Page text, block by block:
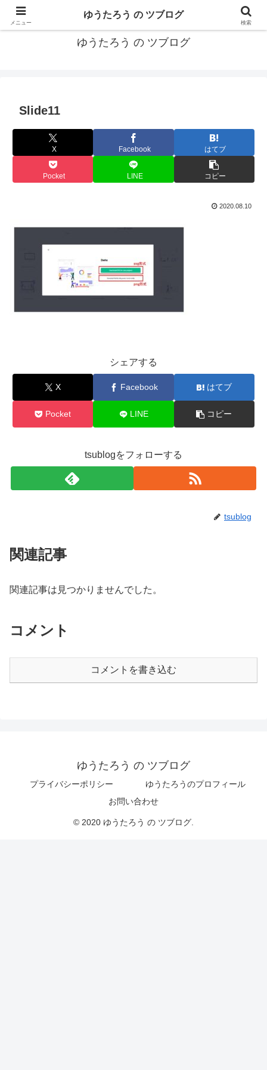
カリフォルニアMBA卒40代がMBA・キャリアとEコマースについて発信
ゆうたろう の ツブログ
Slide11
X Facebook はてブ
Pocket LINE コピー
2020.08.10
シェアする
X Facebook はてブ
Pocket LINE コピー
tsublogをフォローする
tsublog
関連記事
関連記事は見つかりませんでした。
コメント
コメントを書き込む
ゆうたろう の ツブログ
プライバシーポリシー
ゆうたろうのプロフィール
お問い合わせ
© 2020 ゆうたろう の ツブログ.
メニュー
ゆうたろう の ツブログ
検索